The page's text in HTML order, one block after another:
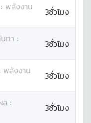
: พลังงาน
3ชั่วโมง
ทา :
3ชั่วโมง
พลังงาน
3ชั่วโมง
ล :
3ชั่วโมง